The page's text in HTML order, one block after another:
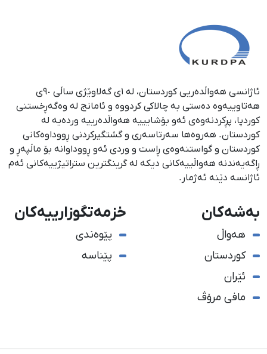
ئاژانسی هەواڵدەریی کوردستان، لە ١ی گەلاوێژی ساڵی ٩٠ی
هەتاوییەوە دەستی بە چالاکی کردووە و ئامانج لە وەگەڕخستنی
كوردپا، پڕكردنەوەی ئەو بۆشایییە هەواڵدەرییە وردەیە لە
كوردستان. هەروەها سەرتاسەری و گشتگیركردنی ڕووداوەكانی
كوردستان و گواستنەوەی ڕاست و وردی ئەو ڕووداوانە بۆ ماڵپەڕ و
ڕاگەیەندنە هەواڵییەكانی دیكە لە گرینگترین ستراتیژییەكانی ئەم
ئاژانسە دێنە ئەژمار.
بەشەکان
هەواڵ
کوردستان
ئێران
مافی مرۆڤ
خزمەتگوزارییەکان
پێوەندی
پێناسە